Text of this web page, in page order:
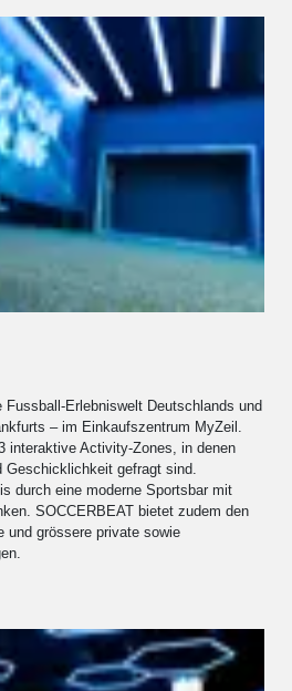
Erlebniswelt Deutschlands und
– im Einkaufszentrum MyZeil.
interaktive Activity-Zones, in denen
gefragt sind.
durch eine moderne Sportsbar mit
SOCCERBEAT bietet zudem den
und grössere private sowie